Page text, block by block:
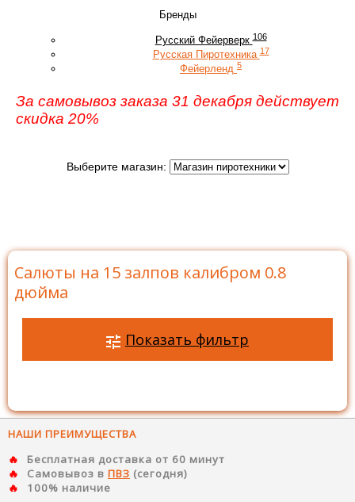
Бренды
Русский Фейерверк 106
Русская Пиротехника 17
Фейерленд 5
За самовывоз заказа 31 декабря действует
скидка 20%
Выберите магазин:
Салюты на 15 залпов калибром 0.8
дюйма
Показать фильтр
НАШИ ПРЕИМУЩЕСТВА
Бесплатная доставка от 60 минут
Самовывоз в ПВЗ (сегодня)
100% наличие